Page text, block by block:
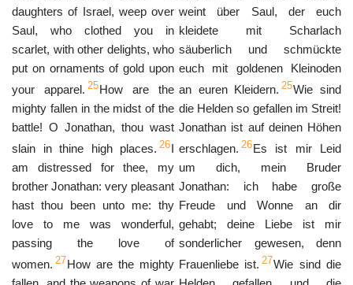
daughters of Israel, weep over
Saul, who clothed you in
scarlet, with other delights, who
put on ornaments of gold upon
your apparel. 25How are the
mighty fallen in the midst of the
battle! O Jonathan, thou wast
slain in thine high places. 26I
am distressed for thee, my
brother Jonathan: very pleasant
hast thou been unto me: thy
love to me was wonderful,
passing the love of
women. 27How are the mighty
weint über Saul, der euch
kleidete mit Scharlach
säuberlich und schmückte
euch mit goldenen Kleinoden
an euren Kleidern. 25Wie sind
die Helden so gefallen im Streit!
Jonathan ist auf deinen Höhen
erschlagen. 26Es ist mir Leid
um dich, mein Bruder
Jonathan: ich habe große
Freude und Wonne an dir
gehabt; deine Liebe ist mir
sonderlicher gewesen, denn
Frauenliebe ist. 27Wie sind die